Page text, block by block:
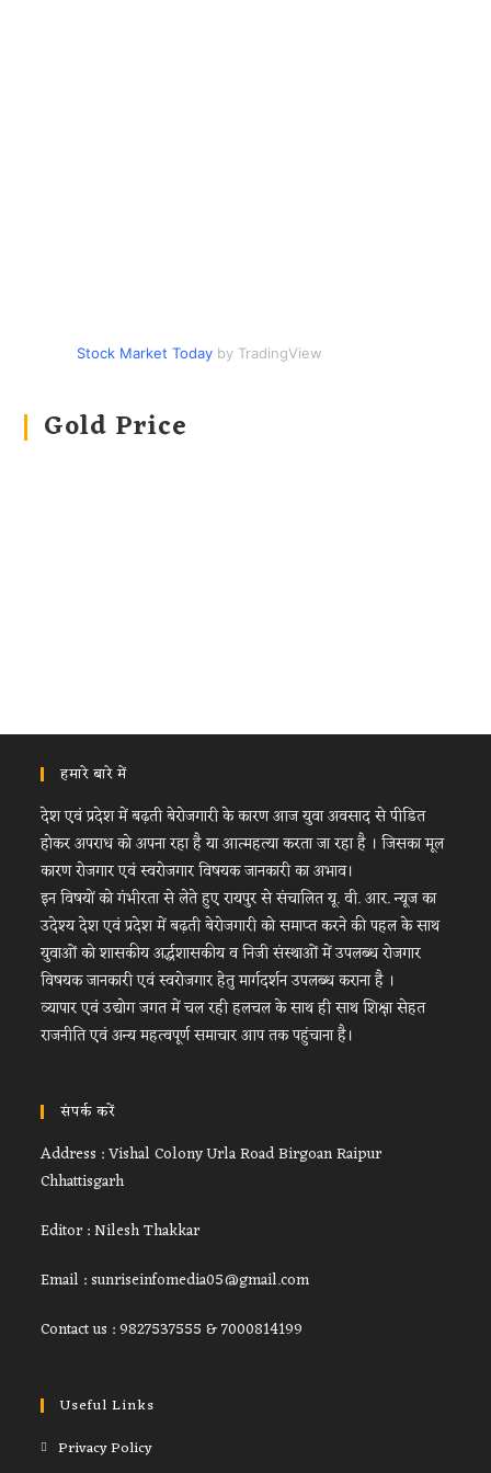
Stock Market Today by TradingView
Gold Price
हमारे बारे में
देश एवं प्रदेश में बढ़ती बेरोजगारी के कारण आज युवा अवसाद से पीडित
होकर अपराध को अपना रहा है या आत्महत्या करता जा रहा है । जिसका मूल
कारण रोजगार एवं स्वरोजगार विषयक जानकारी का अभाव।
इन विषयों को गंभीरता से लेते हुए रायपुर से संचालित यू. वी. आर. न्यूज का
उदेश्य देश एवं प्रदेश में बढ़ती बेरोजगारी को समाप्त करने की पहल के साथ
युवाओं को शासकीय अर्द्धशासकीय व निजी संस्थाओं में उपलब्ध रोजगार
विषयक जानकारी एवं स्वरोजगार हेतु मार्गदर्शन उपलब्ध कराना है ।
व्यापार एवं उद्योग जगत में चल रही हलचल के साथ ही साथ शिक्षा सेहत
राजनीति एवं अन्य महत्वपूर्ण समाचार आप तक पहुंचाना है।
संपर्क करें
Address : Vishal Colony Urla Road Birgoan Raipur
Chhattisgarh
Editor : Nilesh Thakkar
Email : sunriseinfomedia05@gmail.com
Contact us : 9827537555 & 7000814199
Useful Links
Privacy Policy